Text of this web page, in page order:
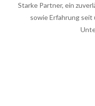
Starke Partner, ein
sowie Erfahrung seit